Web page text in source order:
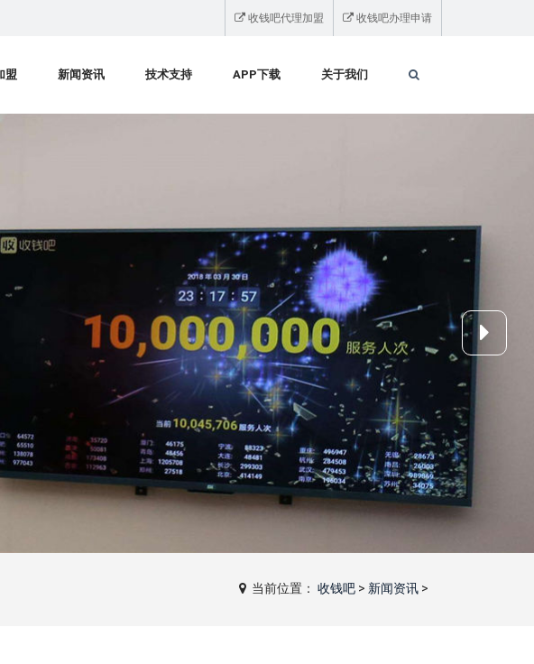
收钱吧代理加盟 收钱吧办理申请
盟 新闻资讯 技术支持 APP下载 关于我们
当前位置： 收钱吧 > 新闻资讯 >